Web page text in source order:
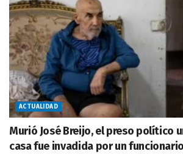
ACTUALIDAD
Murió José Breijo, el preso político
casa fue invadida por un funcionario